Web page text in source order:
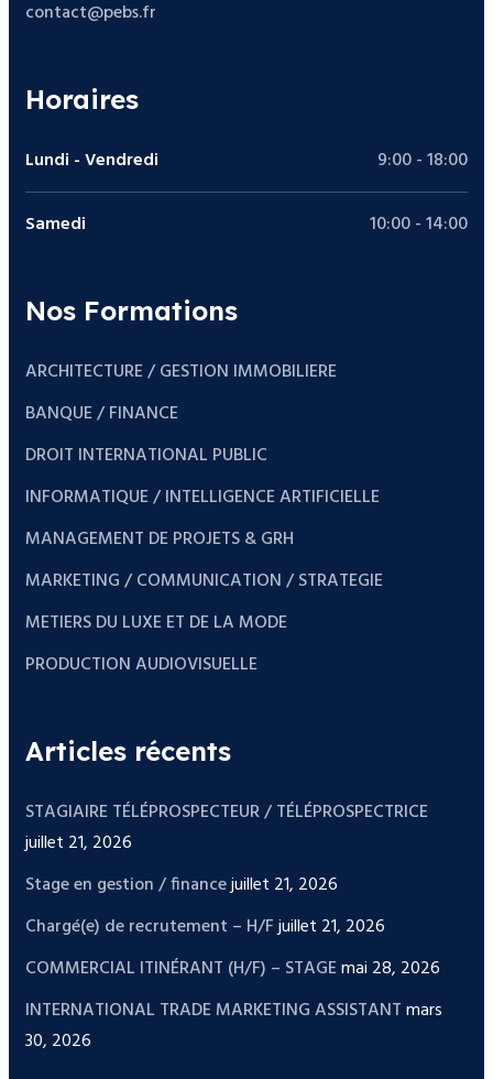
contact@pebs.fr
Horaires
Lundi - Vendredi 9:00 - 18:00
Samedi 10:00 - 14:00
Nos Formations
ARCHITECTURE / GESTION IMMOBILIERE
BANQUE / FINANCE
DROIT INTERNATIONAL PUBLIC
INFORMATIQUE / INTELLIGENCE ARTIFICIELLE
MANAGEMENT DE PROJETS & GRH
MARKETING / COMMUNICATION / STRATEGIE
METIERS DU LUXE ET DE LA MODE
PRODUCTION AUDIOVISUELLE
Articles récents
STAGIAIRE TÉLÉPROSPECTEUR / TÉLÉPROSPECTRICE
juillet 21, 2026
Stage en gestion / financejuillet 21, 2026
Chargé(e) de recrutement – H/Fjuillet 21, 2026
COMMERCIAL ITINÉRANT (H/F) – STAGEmai 28, 2026
INTERNATIONAL TRADE MARKETING ASSISTANTmars
30, 2026